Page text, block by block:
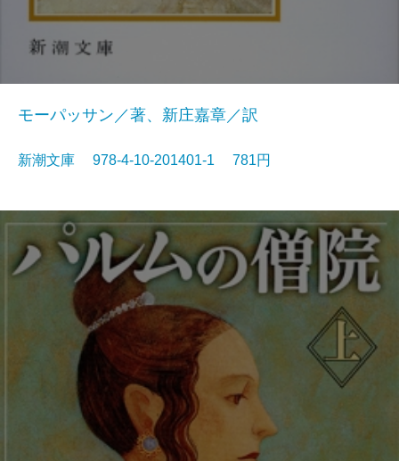
モーパッサン／著、新庄嘉章／訳
新潮文庫 978-4-10-201401-1 781円